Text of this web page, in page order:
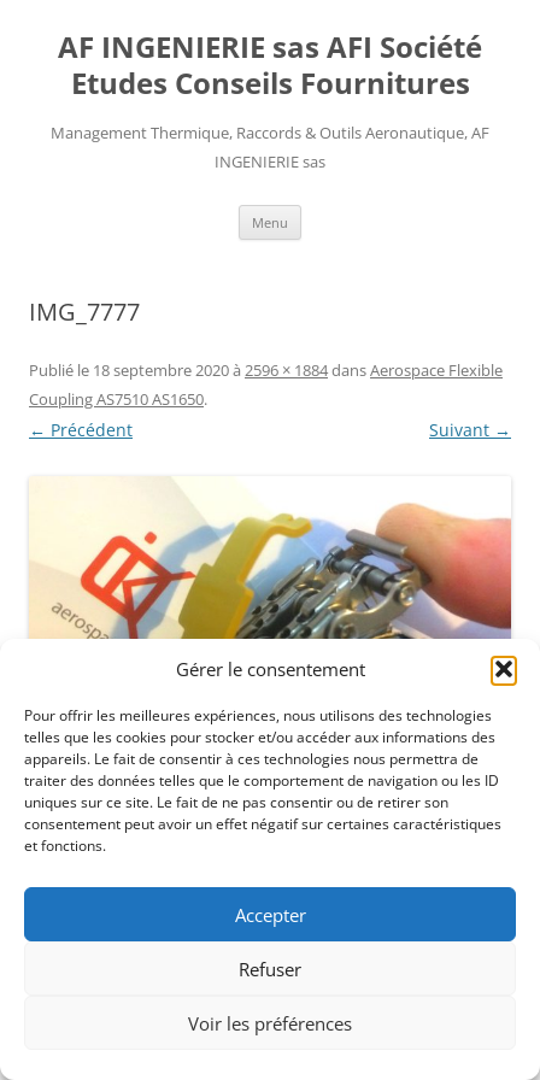
Gérer le consentement
Pour offrir les meilleures expériences, nous utilisons des technologies
telles que les cookies pour stocker et/ou accéder aux informations des
appareils. Le fait de consentir à ces technologies nous permettra de
traiter des données telles que le comportement de navigation ou les ID
uniques sur ce site. Le fait de ne pas consentir ou de retirer son
consentement peut avoir un effet négatif sur certaines caractéristiques
et fonctions.
Accepter
Refuser
Voir les préférences
AF INGENIERIE sas AFI Société
Etudes Conseils Fournitures
Management Thermique, Raccords & Outils Aeronautique, AF
INGENIERIE sas
Menu
IMG_7777
Publié le 18 septembre 2020à 2596 × 1884dansAerospace Flexible
Coupling AS7510 AS1650.
← Précédent Suivant →